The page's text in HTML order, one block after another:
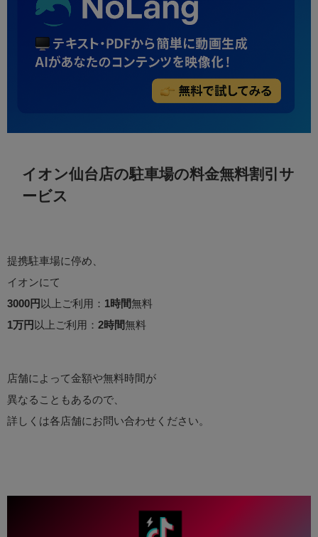
イオン仙台店の駐車場の料金無料割引サ
ービス
提携駐車場に停め、
イオンにて
3000円 以上ご利用： 1時間無料
1万円 以上ご利用： 2時間無料
店舗によって金額や無料時間が
異なることもあるので、
詳しくは各店舗にお問い合わせください。